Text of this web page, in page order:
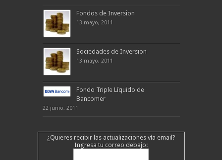
Fondos de Inversion
13 mayo, 2011
Sociedades de Inversion
13 mayo, 2011
Fondo Triple Líquido de
Bancomer
22 junio, 2011
¿Quieres recibir las actualizaciones vía email?
Ingresa tu correo debajo: